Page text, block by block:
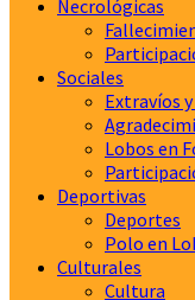
Necrológicas
Sociales
Extravíos
Lobos en
Deportivas
Deportes
Polo en
Culturales
Cultura